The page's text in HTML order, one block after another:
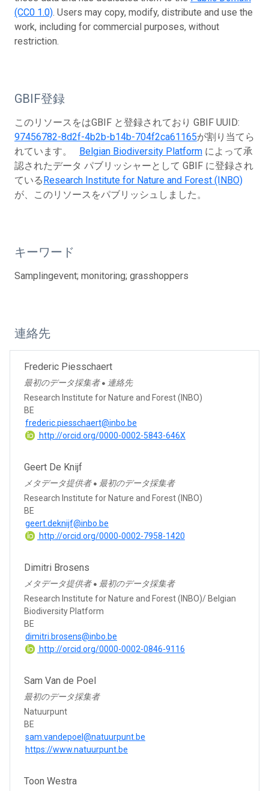
(CC0 1.0). Users may copy, modify, distribute and use the
work, including for commercial purposes, without
restriction.
GBIF登録
このリソースをはGBIF と登録されており GBIF UUID:
97456782-8d2f-4b2b-b14b-704f2ca61165が割り当てら
れています。 Belgian Biodiversity Platform によって承
認されたデータ パブリッシャーとして GBIF に登録され
ているResearch Institute for Nature and Forest (INBO)
が、このリソースをパブリッシュしました。
キーワード
Samplingevent; monitoring; grasshoppers
連絡先
Frederic Piesschaert
最初のデータ採集者 ● 連絡先
Research Institute for Nature and Forest (INBO)
BE
frederic.piesschaert@inbo.be
http://orcid.org/0000-0002-5843-646X
Geert De Knijf
メタデータ提供者 ● 最初のデータ採集者
Research Institute for Nature and Forest (INBO)
BE
geert.deknijf@inbo.be
http://orcid.org/0000-0002-7958-1420
Dimitri Brosens
メタデータ提供者 ● 最初のデータ採集者
Research Institute for Nature and Forest (INBO)/ Belgian
Biodiversity Platform
BE
dimitri.brosens@inbo.be
http://orcid.org/0000-0002-0846-9116
Sam Van de Poel
最初のデータ採集者
Natuurpunt
BE
sam.vandepoel@natuurpunt.be
https://www.natuurpunt.be
Toon Westra